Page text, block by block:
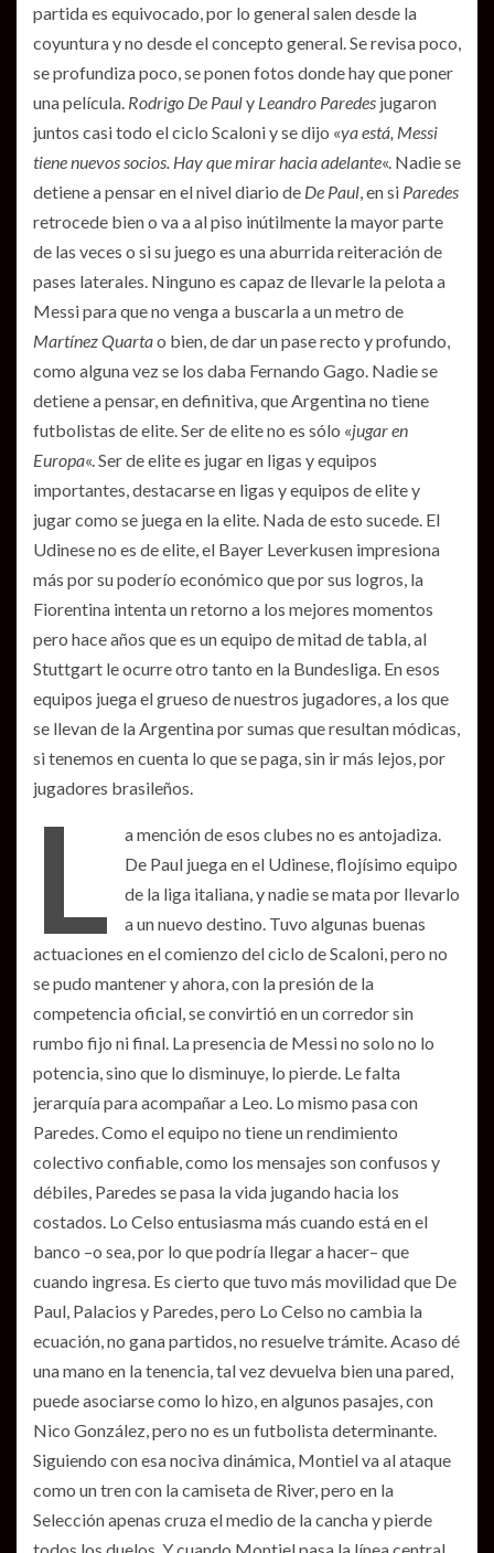
partida es equivocado, por lo general salen desde la
coyuntura y no desde el concepto general. Se revisa poco,
se profundiza poco, se ponen fotos donde hay que poner
una película. Rodrigo De Pauly Leandro Paredes jugaron
juntos casi todo el ciclo Scaloni y se dijo «ya está, Messi
tiene nuevos socios. Hay que mirar hacia adelante«. Nadie se
detiene a pensar en el nivel diario de De Paul, en si Paredes
retrocede bien o va a al piso inútilmente la mayor parte
de las veces o si su juego es una aburrida reiteración de
pases laterales. Ninguno es capaz de llevarle la pelota a
Messi para que no venga a buscarla a un metro de
Martínez Quartao bien, de dar un pase recto y profundo,
como alguna vez se los daba Fernando Gago. Nadie se
detiene a pensar, en definitiva, que Argentina no tiene
futbolistas de elite. Ser de elite no es sólo «jugar en
Europa«. Ser de elite es jugar en ligas y equipos
importantes, destacarse en ligas y equipos de elite y
jugar como se juega en la elite. Nada de esto sucede. El
Udinese no es de elite, el Bayer Leverkusen impresiona
más por su poderío económico que por sus logros, la
Fiorentina intenta un retorno a los mejores momentos
pero hace años que es un equipo de mitad de tabla, al
Stuttgart le ocurre otro tanto en la Bundesliga. En esos
equipos juega el grueso de nuestros jugadores, a los que
se llevan de la Argentina por sumas que resultan módicas,
si tenemos en cuenta lo que se paga, sin ir más lejos, por
jugadores brasileños.
L
a mención de esos clubes no es antojadiza.
De Paul juega en el Udinese, flojísimo equipo
de la liga italiana, y nadie se mata por llevarlo
a un nuevo destino. Tuvo algunas buenas
actuaciones en el comienzo del ciclo de Scaloni, pero no
se pudo mantener y ahora, con la presión de la
competencia oficial, se convirtió en un corredor sin
rumbo fijo ni final. La presencia de Messi no solo no lo
potencia, sino que lo disminuye, lo pierde. Le falta
jerarquía para acompañar a Leo. Lo mismo pasa con
Paredes. Como el equipo no tiene un rendimiento
colectivo confiable, como los mensajes son confusos y
débiles, Paredes se pasa la vida jugando hacia los
costados. Lo Celso entusiasma más cuando está en el
banco –o sea, por lo que podría llegar a hacer– que
cuando ingresa. Es cierto que tuvo más movilidad que De
Paul, Palacios y Paredes, pero Lo Celso no cambia la
ecuación, no gana partidos, no resuelve trámite. Acaso dé
una mano en la tenencia, tal vez devuelva bien una pared,
puede asociarse como lo hizo, en algunos pasajes, con
Nico González, pero no es un futbolista determinante.
Siguiendo con esa nociva dinámica, Montiel va al ataque
como un tren con la camiseta de River, pero en la
Selección apenas cruza el medio de la cancha y pierde